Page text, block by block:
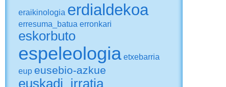
eraikinologia erdialdekoa
erresuma_batua erronkari
eskorbuto
espeleologia etxebarria
eup eusebio-azkue
euskadi_irratia